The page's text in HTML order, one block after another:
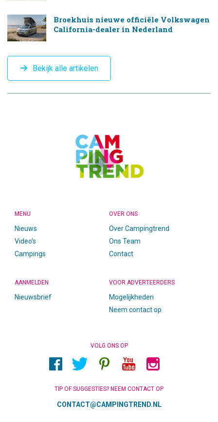
Broekhuis nieuwe officiële Volkswagen
California-dealer in Nederland
Bekijk alle artikelen
MENU
Nieuws
Video’s
Campings
OVER ONS
Over Campingtrend
Ons Team
Contact
AANMELDEN
Nieuwsbrief
VOOR ADVERTEERDERS
Mogelijkheden
Neem contact op
VOLG ONS OP
TIP OF SUGGESTIES? NEEM CONTACT OP
CONTACT@CAMPINGTREND.NL